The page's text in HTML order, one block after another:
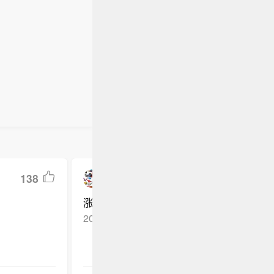
138
涨一块钱，降两毛钱
2026-06-04